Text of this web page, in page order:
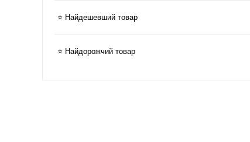
⭐ Найдешевший товар
⭐ Найдорожчий товар